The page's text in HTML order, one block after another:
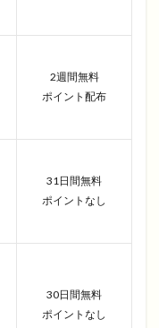
2週間無料
ポイント配布
31日間無料
ポイントなし
30日間無料
ポイントなし